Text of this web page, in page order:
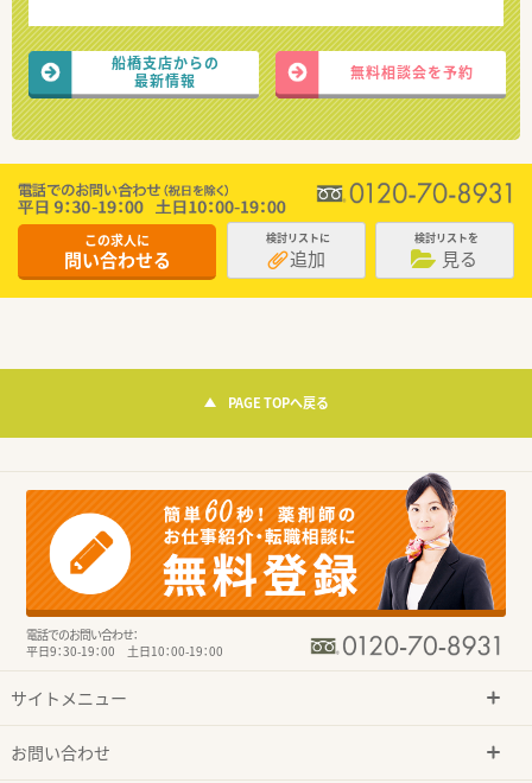
船橋支店からの
最新情報
無料相談会を予約
この求人に
問い合わせる
検討リストに
追加
検討リストを
見る
PAGE TOPへ戻る
電話でのお問い合わせ：
平日9：30-19：00 土日10：00-19：00
サイトメニュー
お問い合わせ